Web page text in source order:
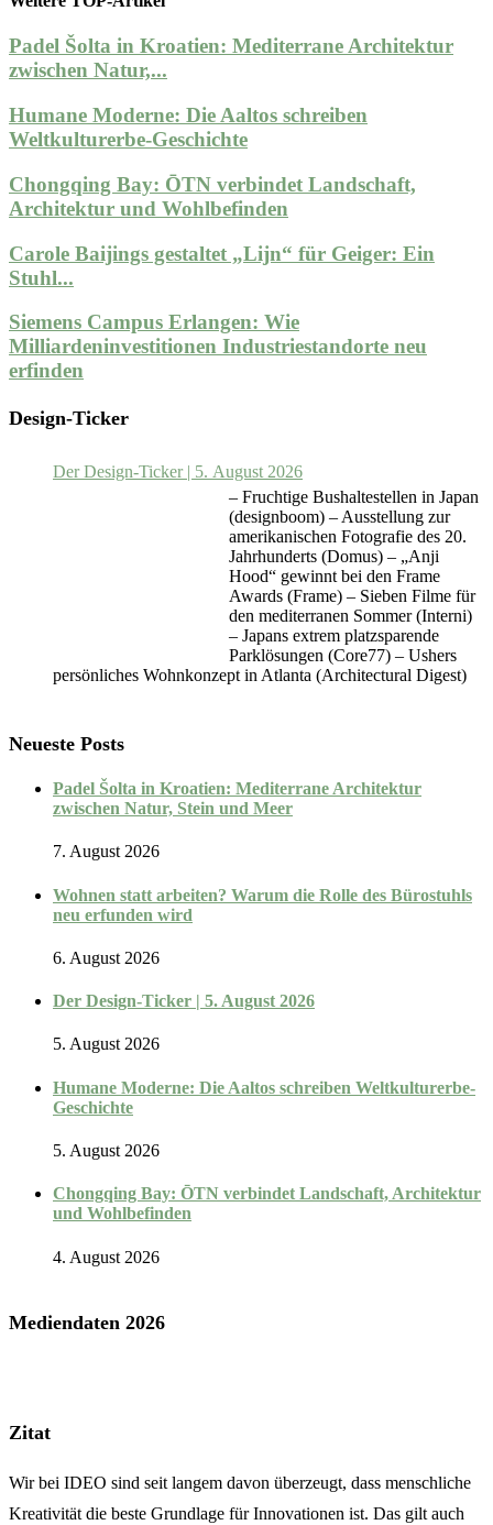
Padel Šolta in Kroatien: Mediterrane Architektur
zwischen Natur,...
Humane Moderne: Die Aaltos schreiben
Weltkulturerbe-Geschichte
Chongqing Bay: ŌTN verbindet Landschaft,
Architektur und Wohlbefinden
Carole Baijings gestaltet „Lijn“ für Geiger: Ein
Stuhl...
Siemens Campus Erlangen: Wie
Milliardeninvestitionen Industriestandorte neu
erfinden
Design-Ticker
Der Design-Ticker | 5. August 2026
– Fruchtige Bushaltestellen in Japan
(designboom) – Ausstellung zur
amerikanischen Fotografie des 20.
Jahrhunderts (Domus) – „Anji
Hood“ gewinnt bei den Frame
Awards (Frame) – Sieben Filme für
den mediterranen Sommer (Interni)
– Japans extrem platzsparende
Parklösungen (Core77) – Ushers
persönliches Wohnkonzept in Atlanta (Architectural Digest)
Neueste Posts
Padel Šolta in Kroatien: Mediterrane Architektur
zwischen Natur, Stein und Meer
7. August 2026
Wohnen statt arbeiten? Warum die Rolle des Bürostuhls
neu erfunden wird
6. August 2026
Der Design-Ticker | 5. August 2026
5. August 2026
Humane Moderne: Die Aaltos schreiben Weltkulturerbe-
Geschichte
5. August 2026
Chongqing Bay: ŌTN verbindet Landschaft, Architektur
und Wohlbefinden
4. August 2026
Mediendaten 2026
Zitat
Wir bei IDEO sind seit langem davon überzeugt, dass menschliche
Kreativität die beste Grundlage für Innovationen ist. Das gilt auch